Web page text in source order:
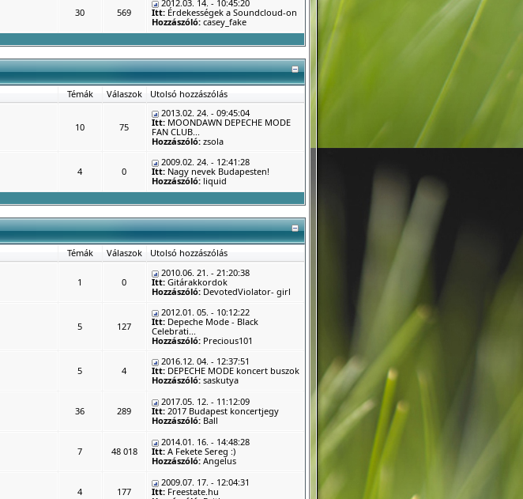
30 569
2012.03. 14. - 10:45:20
Itt: Érdekességek a Soundcloud-on
Hozzászóló: casey_fake
Témák Válaszok
Utolsó hozzászólás
10 75
2013.02. 24. - 09:45:04
Itt: MOONDAWN DEPECHE MODE
FAN CLUB...
Hozzászóló: zsola
4 0
2009.02. 24. - 12:41:28
Itt: Nagy nevek Budapesten!
Hozzászóló: liquid
Témák Válaszok
Utolsó hozzászólás
1 0
2010.06. 21. - 21:20:38
Itt: Gitárakkordok
Hozzászóló: DevotedViolator- girl
5 127
2012.01. 05. - 10:12:22
Itt: Depeche Mode - Black
Celebrati...
Hozzászóló: Precious101
5 4
2016.12. 04. - 12:37:51
Itt: DEPECHE MODE koncert buszok
Hozzászóló: saskutya
36 289
2017.05. 12. - 11:12:09
Itt: 2017 Budapest koncertjegy
Hozzászóló: Ball
7 48 018
2014.01. 16. - 14:48:28
Itt: A Fekete Sereg :)
Hozzászóló: Angelus
4 177
2009.07. 17. - 12:04:31
Itt: Freestate.hu